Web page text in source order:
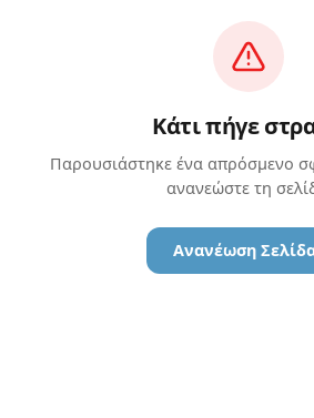
Κάτι πήγε
Παρουσιάστηκε ένα απρόσμενο
ανανεώστε τη
Ανανέωση